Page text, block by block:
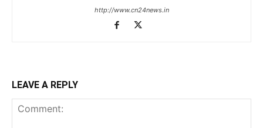
http://www.cn24news.in
LEAVE A REPLY